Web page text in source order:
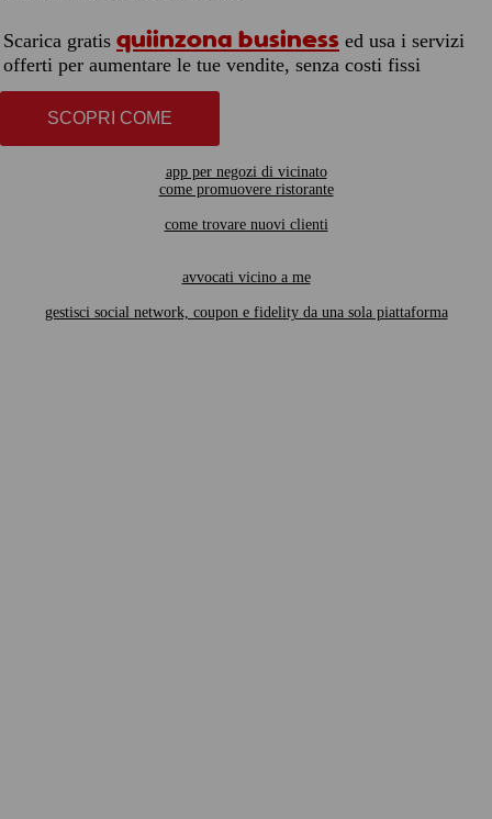
Scarica gratis quiinzona business ed usa i servizi
offerti per aumentare le tue vendite, senza costi fissi
SCOPRI COME
app per negozi di vicinato
come promuovere ristorante
come trovare nuovi clienti
avvocati vicino a me
gestisci social network, coupon e fidelity da una sola piattaforma